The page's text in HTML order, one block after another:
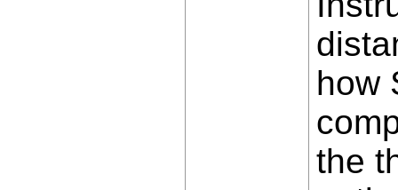
how
the